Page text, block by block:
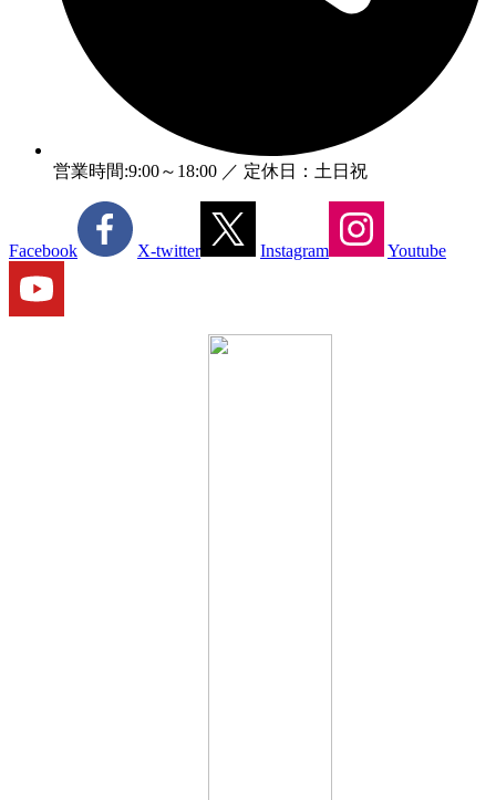
営業時間:9:00～18:00 ／ 定休日：土日祝
Facebook X-twitter Instagram Youtube